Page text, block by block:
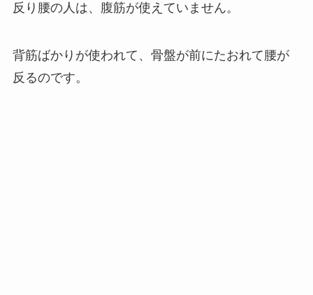
反り腰の人は、腹筋が使えていません。
背筋ばかりが使われて、骨盤が前にたおれて腰が
反るのです。